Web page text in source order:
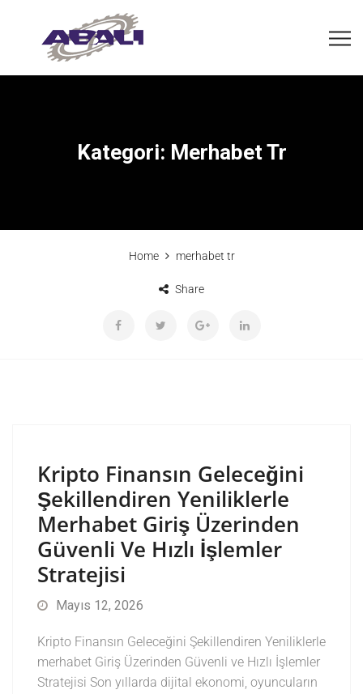
Kategori: Merhabet Tr
Home merhabet tr
Share
Kripto Finansın Geleceğini
Şekillendiren Yeniliklerle
Merhabet Giriş Üzerinden
Güvenli Ve Hızlı İşlemler
Stratejisi
Mayıs 12, 2026
Kripto Finansın Geleceğini Şekillendiren Yeniliklerle
merhabet Giriş Üzerinden Güvenli ve Hızlı İşlemler
Stratejisi Son yıllarda dijital ekonomi, oyuncuların